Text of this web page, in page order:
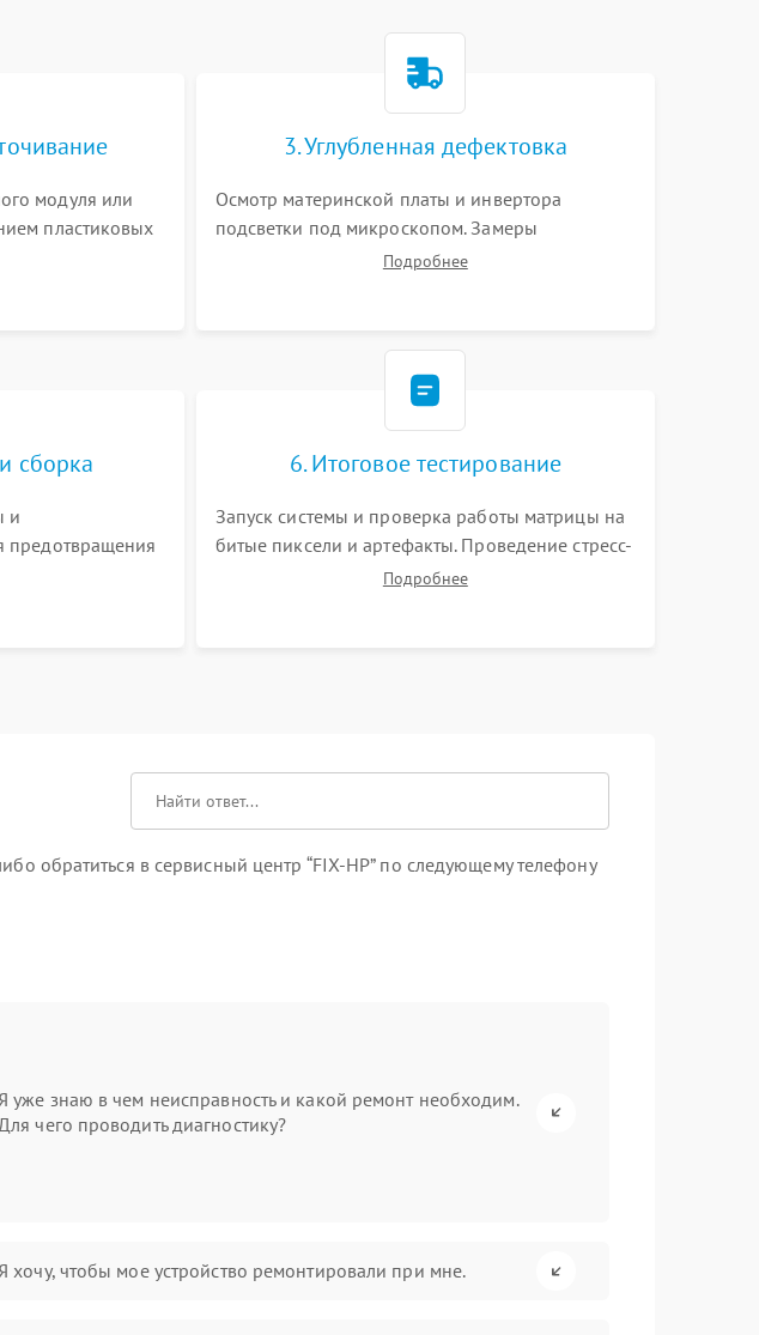
модуля или
пластиковых
шлейфов
3. Углубленная дефектовка
Осмотр материнской платы и инвертора
подсветки под микроскопом. Замеры
напряжений в цепях питания процессора и
Подробнее
сборка
и
предотвращения
кабелей,
6. Итоговое тестирование
Запуск системы и проверка работы матрицы на
битые пиксели и артефакты. Проведение стресс-
тестов для оценки эффективности охлаждения.
Подробнее
обратиться в сервисный центр “FIX-HP” по следующему телефону
уже знаю в чем неисправность и какой ремонт необходим.
чего проводить диагностику?
хочу, чтобы мое устройство ремонтировали при мне.